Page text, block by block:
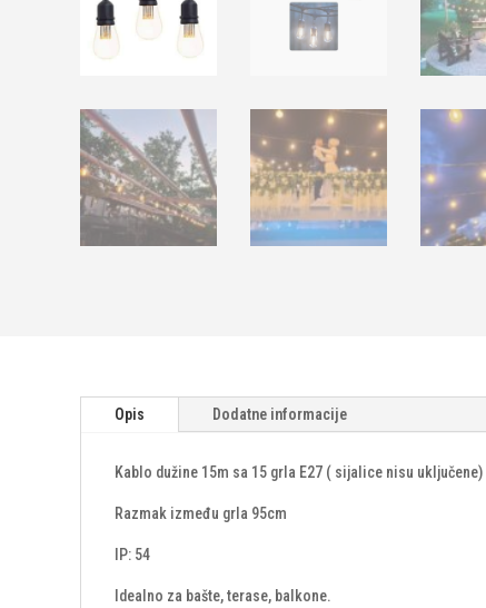
Opis Dodatne informacije
Kablo dužine 15m sa 15 grla E27 ( sijalice nisu uključene)
Razmak između grla 95cm
IP: 54
Idealno za bašte, terase, balkone.